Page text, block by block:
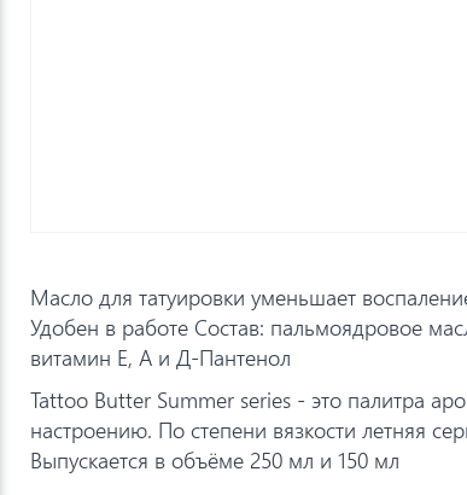
Масло для татуировки уменьшает
Удобен в работе Состав: пальмоядровое
витамин Е, А и Д-Пантенол
Tattoo Butter Summer series - это палитра
настроению. По степени вязкости летняя
Выпускается в объёме 250 мл и 150 мл